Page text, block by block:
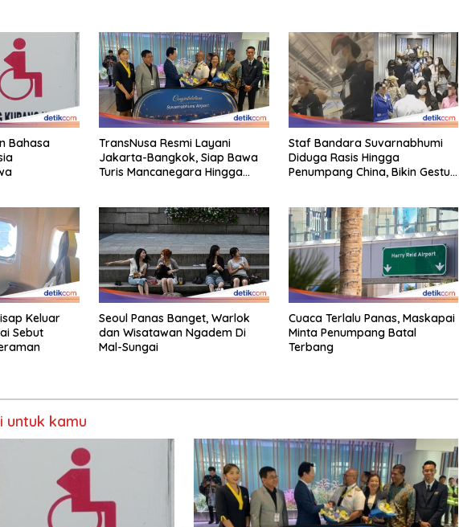
Bahasa
TransNusa Resmi Layani
Jakarta-Bangkok, Siap Bawa
Turis Mancanegara Hingga
Staf Bandara Suvarnabhumi
Diduga Rasis Hingga
Penumpang China, Bikin Gestur
Keluar
Sebut
Seoul Panas Banget, Warlok
dan Wisatawan Ngadem Di
Mal-Sungai
Cuaca Terlalu Panas, Maskapai
Minta Penumpang Batal
Terbang
untuk kamu